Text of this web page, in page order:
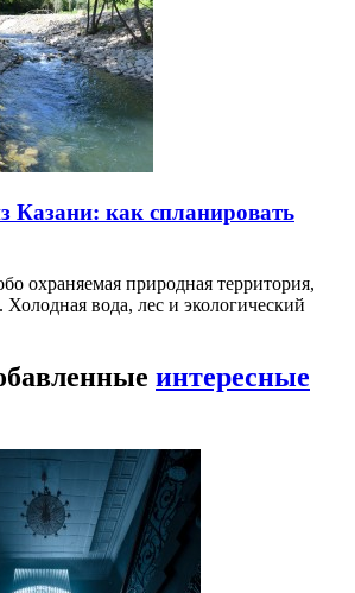
Казани: как спланировать
охраняемая природная территория,
вода, лес и экологический
интересные